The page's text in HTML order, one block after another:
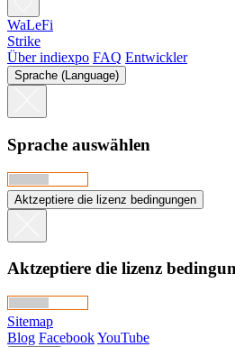
WaLeFi
Strike
Über indiexpo FAQ Entwickler
Sprache (Language)
Sprache auswählen
Aktzeptiere die lizenz bedingungen
Aktzeptiere die lizenz
Sitemap
Blog FacebookYouTube